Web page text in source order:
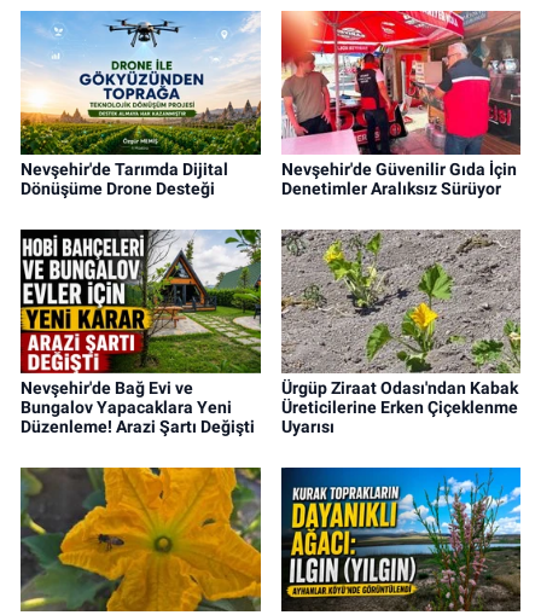
Nevşehir'de Tarımda Dijital
Dönüşüme Drone Desteği
Nevşehir'de Güvenilir Gıda İçin
Denetimler Aralıksız Sürüyor
Nevşehir'de Bağ Evi ve
Bungalov Yapacaklara Yeni
Düzenleme! Arazi Şartı Değişti
Ürgüp Ziraat Odası'ndan Kabak
Üreticilerine Erken Çiçeklenme
Uyarısı